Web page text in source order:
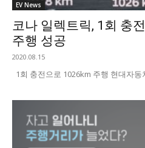
EV News
코나 일렉트릭, 1회 충
주행 성공
2020.08.15
1회 충전으로 1026km 주행 현대자동